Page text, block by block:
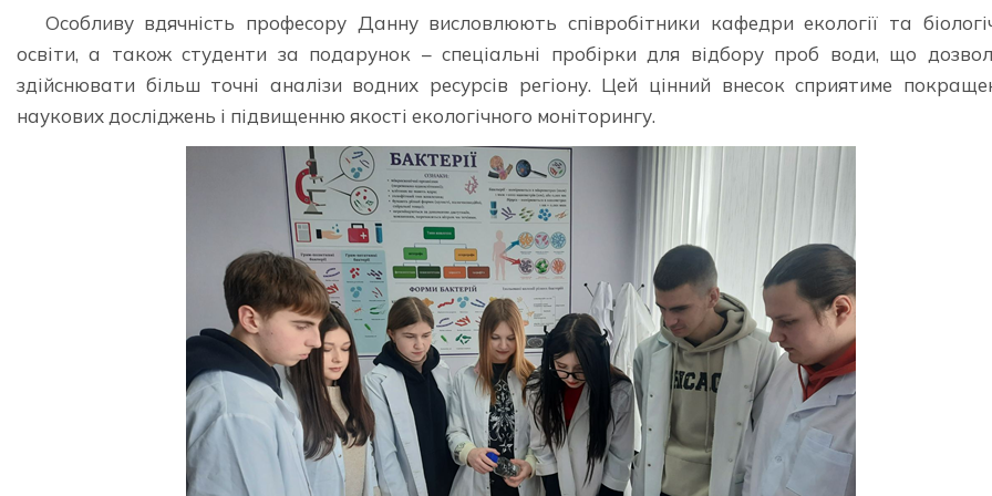
Особливу вдячність професору Данну висловлюють співробітники кафедри екології та
освіти, а також студенти за подарунок – спеціальні пробірки для відбору проб води, що
здійснювати більш точні аналізи водних ресурсів регіону. Цей цінний внесок сприятиме
наукових досліджень і підвищенню якості екологічного моніторингу.